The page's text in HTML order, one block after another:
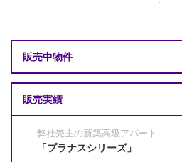
販売中物件
販売実績
弊社売主の新築高級アパート
「プラナスシリーズ」